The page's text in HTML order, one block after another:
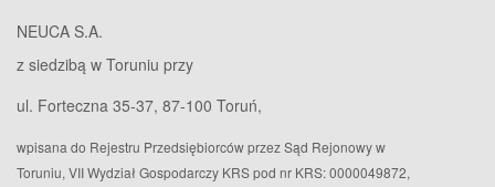
NEUCA S.A.
z siedzibą w Toruniu przy
ul. Forteczna 35-37, 87-100 Toruń,
wpisana do Rejestru Przedsiębiorców przez Sąd Rejonowy w
Toruniu, VII Wydział Gospodarczy KRS pod nr KRS: 0000049872,